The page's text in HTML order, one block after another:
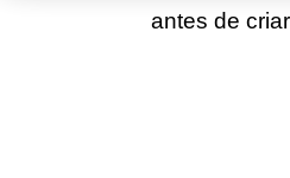
antes de